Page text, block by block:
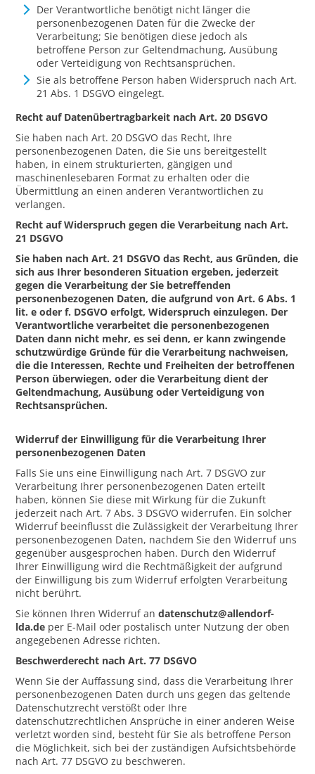
Der Verantwortliche benötigt nicht länger die
personenbezogenen Daten für die Zwecke der
Verarbeitung; Sie benötigen diese jedoch als
betroffene Person zur Geltendmachung, Ausübung
oder Verteidigung von Rechtsansprüchen.
Sie als betroffene Person haben Widerspruch nach Art.
21 Abs. 1 DSGVO eingelegt.
Recht auf Datenübertragbarkeit nach Art. 20 DSGVO
Sie haben nach Art. 20 DSGVO das Recht, Ihre
personenbezogenen Daten, die Sie uns bereitgestellt
haben, in einem strukturierten, gängigen und
maschinenlesebaren Format zu erhalten oder die
Übermittlung an einen anderen Verantwortlichen zu
verlangen.
Recht auf Widerspruch gegen die Verarbeitung nach Art.
21 DSGVO
Sie haben nach Art. 21 DSGVO das Recht, aus Gründen, die
sich aus Ihrer besonderen Situation ergeben, jederzeit
gegen die Verarbeitung der Sie betreffenden
personenbezogenen Daten, die aufgrund von Art. 6 Abs. 1
lit. e oder f. DSGVO erfolgt, Widerspruch einzulegen. Der
Verantwortliche verarbeitet die personenbezogenen
Daten dann nicht mehr, es sei denn, er kann zwingende
schutzwürdige Gründe für die Verarbeitung nachweisen,
die die Interessen, Rechte und Freiheiten der betroffenen
Person überwiegen, oder die Verarbeitung dient der
Geltendmachung, Ausübung oder Verteidigung von
Rechtsansprüchen.
Widerruf der Einwilligung für die Verarbeitung Ihrer
personenbezogenen Daten
Falls Sie uns eine Einwilligung nach Art. 7 DSGVO zur
Verarbeitung Ihrer personenbezogenen Daten erteilt
haben, können Sie diese mit Wirkung für die Zukunft
jederzeit nach Art. 7 Abs. 3 DSGVO widerrufen. Ein solcher
Widerruf beeinflusst die Zulässigkeit der Verarbeitung Ihrer
personenbezogenen Daten, nachdem Sie den Widerruf uns
gegenüber ausgesprochen haben. Durch den Widerruf
Ihrer Einwilligung wird die Rechtmäßigkeit der aufgrund
der Einwilligung bis zum Widerruf erfolgten Verarbeitung
nicht berührt.
Sie können Ihren Widerruf andatenschutz@allendorf-
lda.de per E-Mail oder postalisch unter Nutzung der oben
angegebenen Adresse richten.
Beschwerderecht nach Art. 77 DSGVO
Wenn Sie der Auffassung sind, dass die Verarbeitung Ihrer
personenbezogenen Daten durch uns gegen das geltende
Datenschutzrecht verstößt oder Ihre
datenschutzrechtlichen Ansprüche in einer anderen Weise
verletzt worden sind, besteht für Sie als betroffene Person
die Möglichkeit, sich bei der zuständigen Aufsichtsbehörde
nach Art. 77 DSGVO zu beschweren.